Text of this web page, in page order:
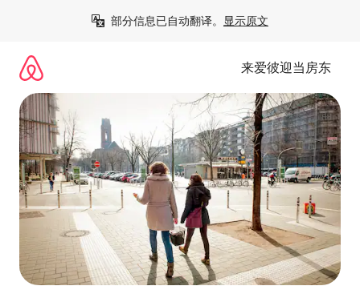
部分信息已自动翻译。 显示原文
来爱彼迎当房东